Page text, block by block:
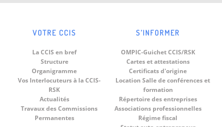
VOTRE CCIS
La CCIS en bref
Structure
Organigramme
Vos Interlocuteurs à la CCIS-
RSK
Actualités
Travaux des Commissions
Permanentes
S’INFORMER
OMPIC-Guichet CCIS/RSK
Cartes et attestations
Certificats d'origine
Location Salle de conférences et
formation
Répertoire des entreprises
Associations professionnelles
Régime fiscal